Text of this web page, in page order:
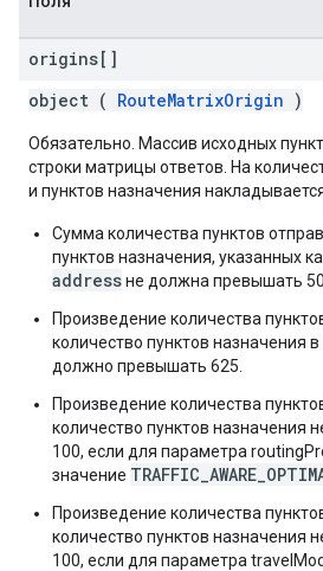
origins[]
object ( RouteMatrixOrigin )
Обязательно. Массив исходных
строки матрицы ответов. На
и пунктов назначения
Сумма количества пунктов
пунктов назначения, указанных
addressне должна превышать 50.
Произведение количества
количество пунктов назначения
должно превышать 625.
Произведение количества
количество пунктов назначения
100, если для параметра
значение
Произведение количества
количество пунктов назначения
100, если для параметра